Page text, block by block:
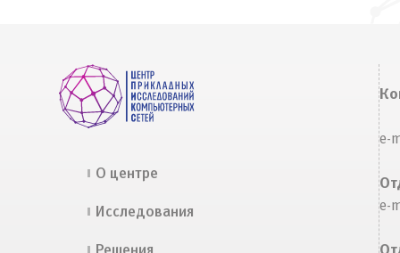
О центре
Исследования
e-
e-